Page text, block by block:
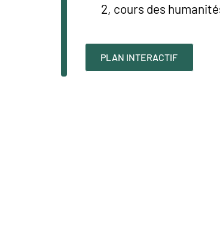
2, cours des
PLAN INTERACTIF